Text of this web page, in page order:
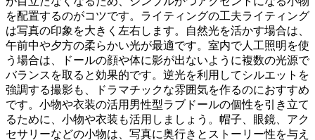
を配置するのがコツです。ライティングの工夫ライティング
は写真の印象を大きく左右します。自然光を活かす場合は、
午前中や夕方の柔らかい光が最適です。室内で人工照明を使
う場合は、ドールの顔や体に影が出ないように複数の光源で
バランスを取ると効果的です。逆光を利用してシルエットを
強調する撮影も、ドラマチックな雰囲気を作るのにおすすめ
です。小物や衣装の活用男性型ラブドールの個性を引き立て
るために、小物や衣装も活用しましょう。帽子、眼鏡、アク
セサリーなどの小物は、写真に奥行きとストーリー性を与え